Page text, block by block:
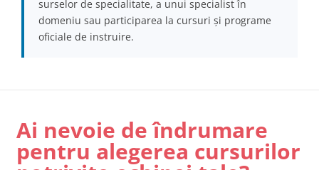
surselor de specialitate, a unui specialist în
domeniu sau participarea la cursuri și programe
oficiale de instruire.
Ai nevoie de îndrumare
pentru alegerea cursurilor